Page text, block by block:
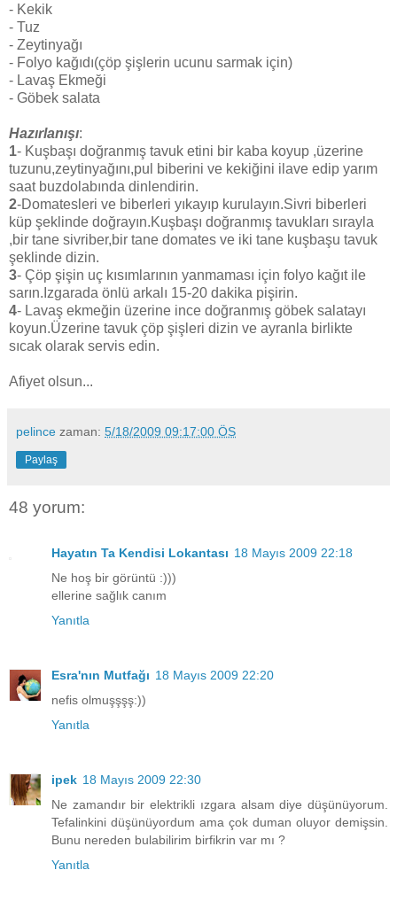
- Kekik
- Tuz
- Zeytinyağı
- Folyo kağıdı(çöp şişlerin ucunu sarmak için)
- Lavaş Ekmeği
- Göbek salata
Hazırlanışı:
1- Kuşbaşı doğranmış tavuk etini bir kaba koyup ,üzerine
tuzunu,zeytinyağını,pul biberini ve kekiğini ilave edip yarım
saat buzdolabında dinlendirin.
2-Domatesleri ve biberleri yıkayıp kurulayın.Sivri biberleri
küp şeklinde doğrayın.Kuşbaşı doğranmış tavukları sırayla
,bir tane sivriber,bir tane domates ve iki tane kuşbaşu tavuk
şeklinde dizin.
3- Çöp şişin uç kısımlarının yanmaması için folyo kağıt ile
sarın.Izgarada önlü arkalı 15-20 dakika pişirin.
4- Lavaş ekmeğin üzerine ince doğranmış göbek salatayı
koyun.Üzerine tavuk çöp şişleri dizin ve ayranla birlikte
sıcak olarak servis edin.
Afiyet olsun...
pelince zaman: 5/18/2009 09:17:00 ÖS
Paylaş
48 yorum:
Hayatın Ta Kendisi Lokantası 18 Mayıs 2009 22:18
Ne hoş bir görüntü :)))
ellerine sağlık canım
Yanıtla
Esra'nın Mutfağı 18 Mayıs 2009 22:20
nefis olmuşşşş:))
Yanıtla
ipek 18 Mayıs 2009 22:30
Ne zamandır bir elektrikli ızgara alsam diye düşünüyorum.
Tefalinkini düşünüyordum ama çok duman oluyor demişsin.
Bunu nereden bulabilirim birfikrin var mı ?
Yanıtla